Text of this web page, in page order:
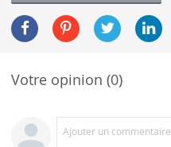
Votre opinion (0)
Ajouter un commentaire